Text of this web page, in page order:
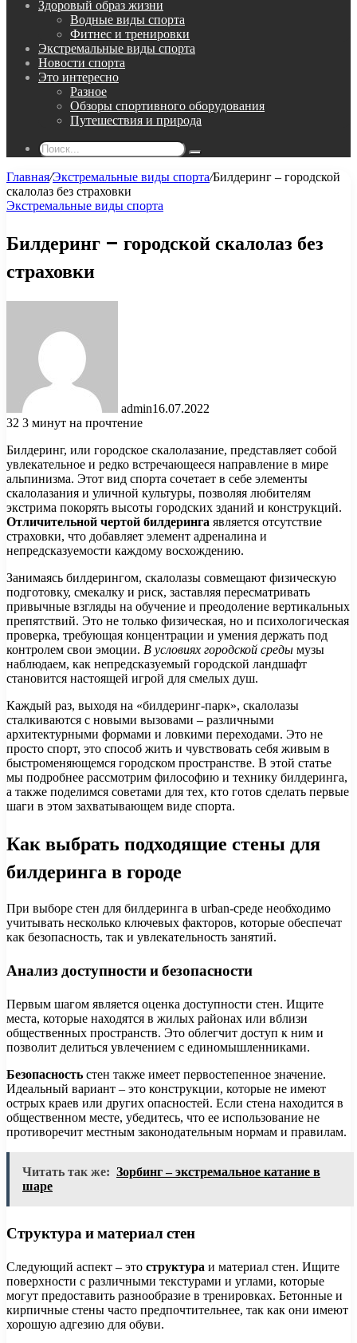
Здоровый образ жизни
Водные виды спорта
Фитнес и тренировки
Экстремальные виды спорта
Новости спорта
Это интересно
Разное
Обзоры спортивного оборудования
Путешествия и природа
Поиск...
Главная/Экстремальные виды спорта/Билдеринг – городской
скалолаз без страховки
Экстремальные виды спорта
Билдеринг – городской скалолаз без
страховки
admin16.07.2022
32 3 минут на прочтение
Билдеринг, или городское скалолазание, представляет собой
увлекательное и редко встречающееся направление в мире
альпинизма. Этот вид спорта сочетает в себе элементы
скалолазания и уличной культуры, позволяя любителям
экстрима покорять высоты городских зданий и конструкций.
Отличительной чертой билдеринга является отсутствие
страховки, что добавляет элемент адреналина и
непредсказуемости каждому восхождению.
Занимаясь билдерингом, скалолазы совмещают физическую
подготовку, смекалку и риск, заставляя пересматривать
привычные взгляды на обучение и преодоление вертикальных
препятствий. Это не только физическая, но и психологическая
проверка, требующая концентрации и умения держать под
контролем свои эмоции. В условиях городской среды музы
наблюдаем, как непредсказуемый городской ландшафт
становится настоящей игрой для смелых душ.
Каждый раз, выходя на «билдеринг-парк», скалолазы
сталкиваются с новыми вызовами – различными
архитектурными формами и ловкими переходами. Это не
просто спорт, это способ жить и чувствовать себя живым в
быстроменяющемся городском пространстве. В этой статье
мы подробнее рассмотрим философию и технику билдеринга,
а также поделимся советами для тех, кто готов сделать первые
шаги в этом захватывающем виде спорта.
Как выбрать подходящие стены для
билдеринга в городе
При выборе стен для билдеринга в urban-среде необходимо
учитывать несколько ключевых факторов, которые обеспечат
как безопасность, так и увлекательность занятий.
Анализ доступности и безопасности
Первым шагом является оценка доступности стен. Ищите
места, которые находятся в жилых районах или вблизи
общественных пространств. Это облегчит доступ к ним и
позволит делиться увлечением с единомышленниками.
Безопасность стен также имеет первостепенное значение.
Идеальный вариант – это конструкции, которые не имеют
острых краев или других опасностей. Если стена находится в
общественном месте, убедитесь, что ее использование не
противоречит местным законодательным нормам и правилам.
Читать так же: Зорбинг – экстремальное катание в
шаре
Структура и материал стен
Следующий аспект – это структура и материал стен. Ищите
поверхности с различными текстурами и углами, которые
могут предоставить разнообразие в тренировках. Бетонные и
кирпичные стены часто предпочтительнее, так как они имеют
хорошую адгезию для обуви.